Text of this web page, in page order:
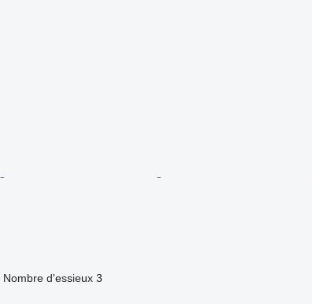
Nombre d'essieux 3